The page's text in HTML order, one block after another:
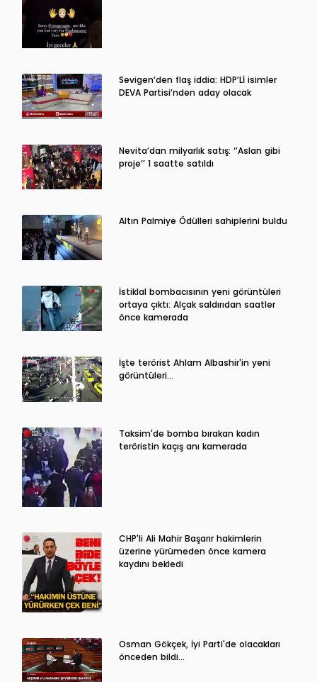
Sevigen’den flaş iddia: HDP’Lİ isimler
DEVA Partisi’nden aday olacak
Nevita’dan milyarlık satış: ‘’Aslan gibi
proje’’ 1 saatte satıldı
Altın Palmiye Ödülleri sahiplerini buldu
İstiklal bombacısının yeni görüntüleri
ortaya çıktı: Alçak saldırıdan saatler
önce kamerada
İşte terörist Ahlam Albashir'in yeni
görüntüleri…
Taksim'de bomba bırakan kadın
teröristin kaçış anı kamerada
CHP'li Ali Mahir Başarır hakimlerin
üzerine yürümeden önce kamera
kaydını bekledi
Osman Gökçek, İyi Parti'de olacakları
önceden bildi...